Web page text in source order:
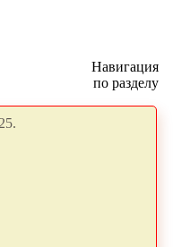
Навигация
по разделу